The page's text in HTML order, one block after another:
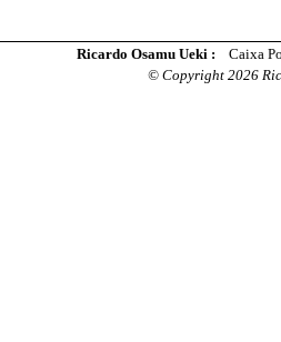
Ricardo Osamu Ueki :
Caixa
© Copyright 2026